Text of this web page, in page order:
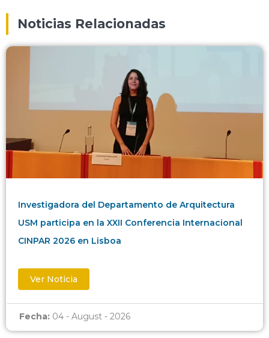
Noticias Relacionadas
Investigadora del Departamento de Arquitectura
USM participa en la XXII Conferencia Internacional
CINPAR 2026 en Lisboa
Ver Noticia
Fecha: 04 - August - 2026